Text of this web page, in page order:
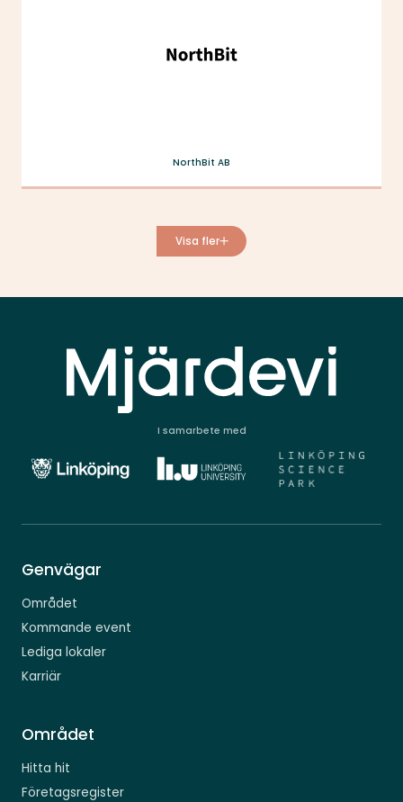
NorthBit AB
Visa fler
I samarbete med
Genvägar
Området
Kommande event
Lediga lokaler
Karriär
Området
Hitta hit
Företagsregister